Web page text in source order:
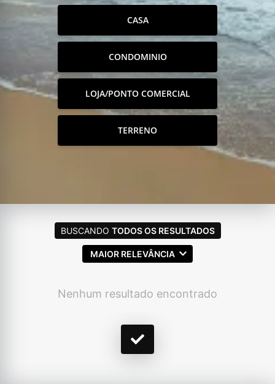
CASA
CONDOMINIO
LOJA/PONTO COMERCIAL
TERRENO
BUSCANDO TODOS OS RESULTADOS
MAIOR RELEVÂNCIA
Nenhum resultado encontrado